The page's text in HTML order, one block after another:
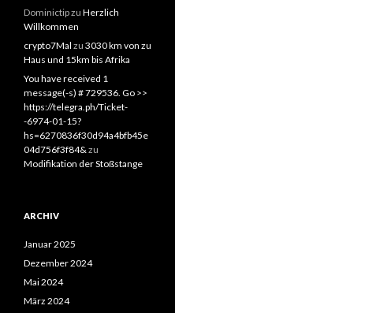
Dominictipzu Herzlich
Willkommen
crypto7Mal zu 3030 km von zu
Haus und 15km bis Afrika
You have received 1
message(-s) # 729536. Go >>
https://telegra.ph/Ticket-
-6974-01-15?
hs=6270836f30d94a4bfb45e
04d756f3f84&zu
Modifikation der Stoßstange
ARCHIV
Januar 2025
Dezember 2024
Mai 2024
März 2024